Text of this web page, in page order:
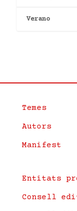
Verano
Temes
Autors
Manifest
Entitats
Consell